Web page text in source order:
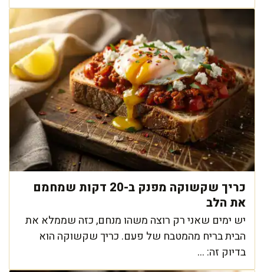
כריך שקשוקה מפנק ב-20 דקות שמחמם
את הלב
יש ימים שאני רק רוצה משהו מנחם, כזה שממלא את
הבית בריח מהמטבח של פעם. כריך שקשוקה הוא
בדיוק זה: ...